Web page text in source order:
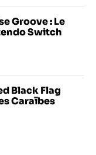
Groove : Le
Switch
Black Flag
Caraïbes